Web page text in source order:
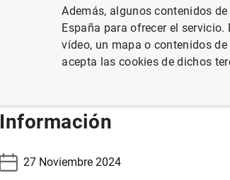
Central de Balances. Resultados anuales
*Fecha de publicación contemplada salvo
Información
27 Noviembre 2024
Además, algunos contenidos
España para ofrecer el
vídeo, un mapa o contenidos
acepta las cookies de dichos